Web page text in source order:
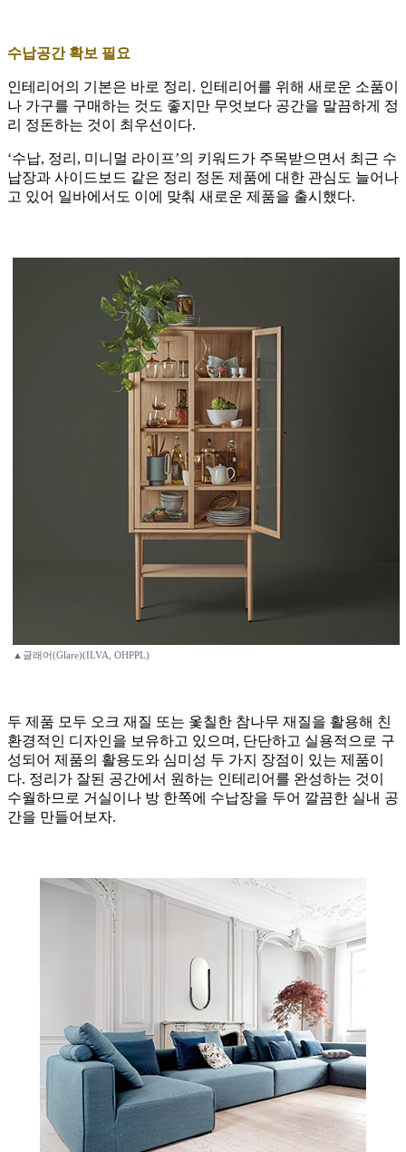
수납공간 확보 필요
인테리어의 기본은 바로 정리. 인테리어를 위해 새로운 소품이
나 가구를 구매하는 것도 좋지만 무엇보다 공간을 말끔하게 정
리 정돈하는 것이 최우선이다.
‘수납, 정리, 미니멀 라이프’의 키워드가 주목받으면서 최근 수
납장과 사이드보드 같은 정리 정돈 제품에 대한 관심도 늘어나
고 있어 일바에서도 이에 맞춰 새로운 제품을 출시했다.
▲글래어(Glare)(ILVA, OHPPL)
두 제품 모두 오크 재질 또는 옻칠한 참나무 재질을 활용해 친
환경적인 디자인을 보유하고 있으며, 단단하고 실용적으로 구
성되어 제품의 활용도와 심미성 두 가지 장점이 있는 제품이
다. 정리가 잘된 공간에서 원하는 인테리어를 완성하는 것이
수월하므로 거실이나 방 한쪽에 수납장을 두어 깔끔한 실내 공
간을 만들어보자.